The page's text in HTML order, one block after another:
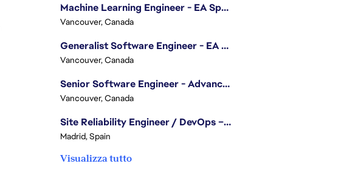
Machine Learning Engineer - EA Sports FC
Vancouver, Canada
Generalist Software Engineer - EA Sports FC
Vancouver, Canada
Senior Software Engineer - Advanced Technology Group
Vancouver, Canada
Site Reliability Engineer / DevOps – Localization
Madrid, Spain
Visualizza tutto